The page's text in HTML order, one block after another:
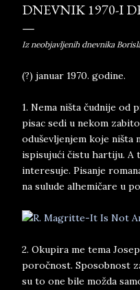
DNEVNIK 1970-I
Iz neobjavljenih dnevnika
(?) januar 1970. godine.
1. Nema ništa čudnije od
pisac sedi u nekom
oduševljenjem koje ništa
ispisujući čistu hartiju. A
interesuje. Pisanje
na sulude alhemičare u
2. Okupira me tema
poročnost. Sposobnost
su to one bile možda